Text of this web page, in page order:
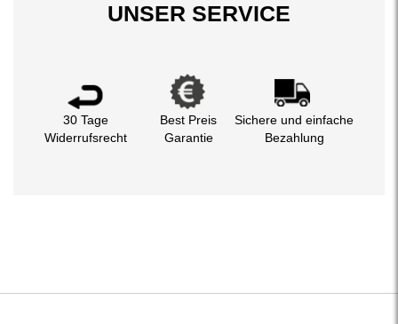
UNSER SERVICE
30 Tage
Widerrufsrecht
Best Preis
Garantie
Sichere und einfache
Bezahlung